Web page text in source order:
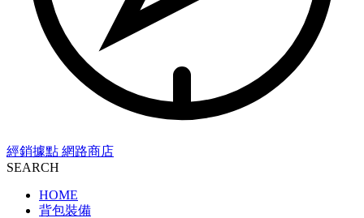
經銷據點 網路商店
SEARCH
HOME
背包裝備